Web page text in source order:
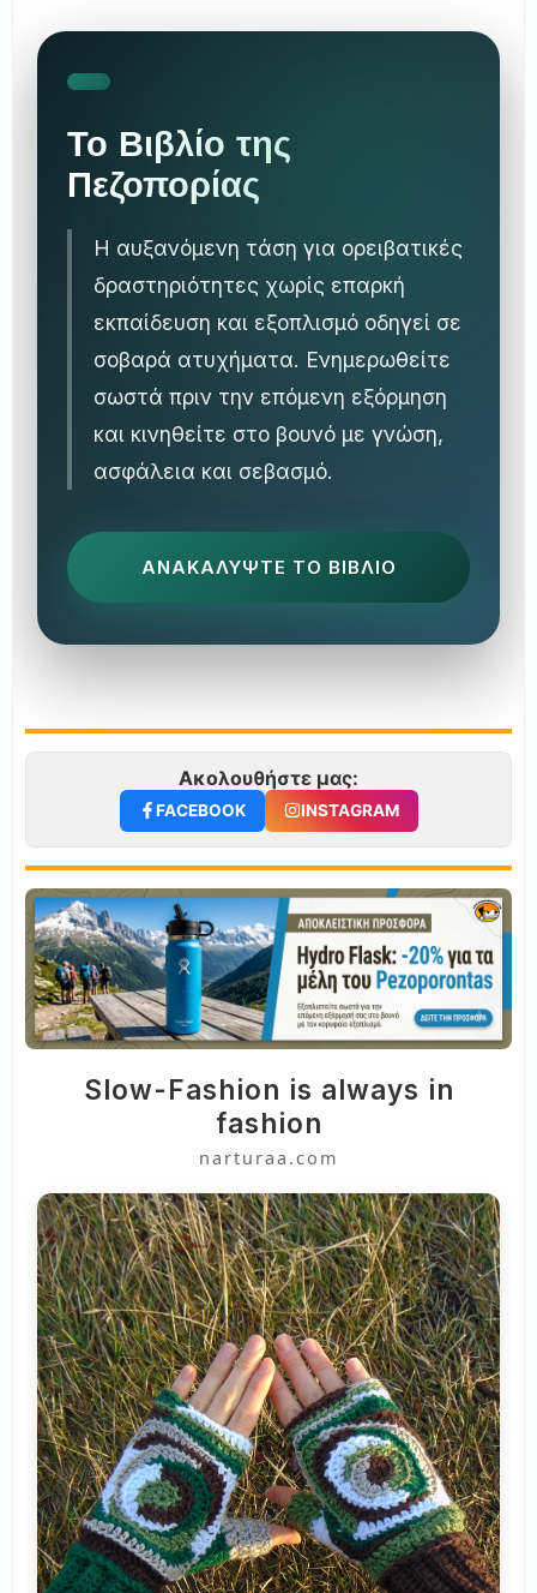
Το Βιβλίο της
Πεζοπορίας
Η αυξανόμενη τάση για ορειβατικές
δραστηριότητες χωρίς επαρκή
εκπαίδευση και εξοπλισμό οδηγεί σε
σοβαρά ατυχήματα. Ενημερωθείτε
σωστά πριν την επόμενη εξόρμηση
και κινηθείτε στο βουνό με γνώση,
ασφάλεια και σεβασμό.
ΑΝΑΚΑΛΥΨΤΕ ΤΟ ΒΙΒΛΙΟ
Ακολουθήστε μας:
FACEBOOK INSTAGRAM
Slow-Fashion is always in
fashion
narturaa.com